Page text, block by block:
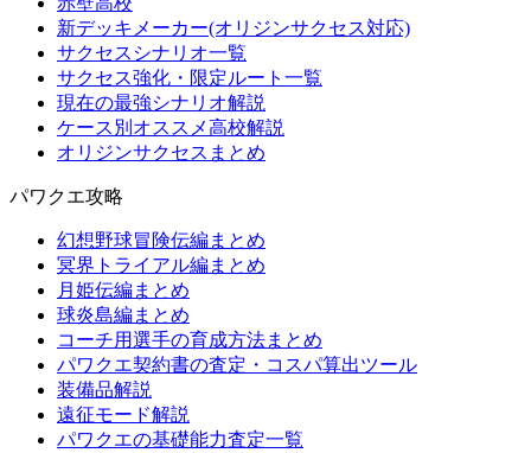
新デッキメーカー(オリジンサクセス対応)
サクセスシナリオ一覧
サクセス強化・限定ルート一覧
現在の最強シナリオ解説
ケース別オススメ高校解説
オリジンサクセスまとめ
パワクエ攻略
幻想野球冒険伝編まとめ
冥界トライアル編まとめ
月姫伝編まとめ
球炎島編まとめ
コーチ用選手の育成方法まとめ
パワクエ契約書の査定・コスパ算出ツール
装備品解説
遠征モード解説
パワクエの基礎能力査定一覧